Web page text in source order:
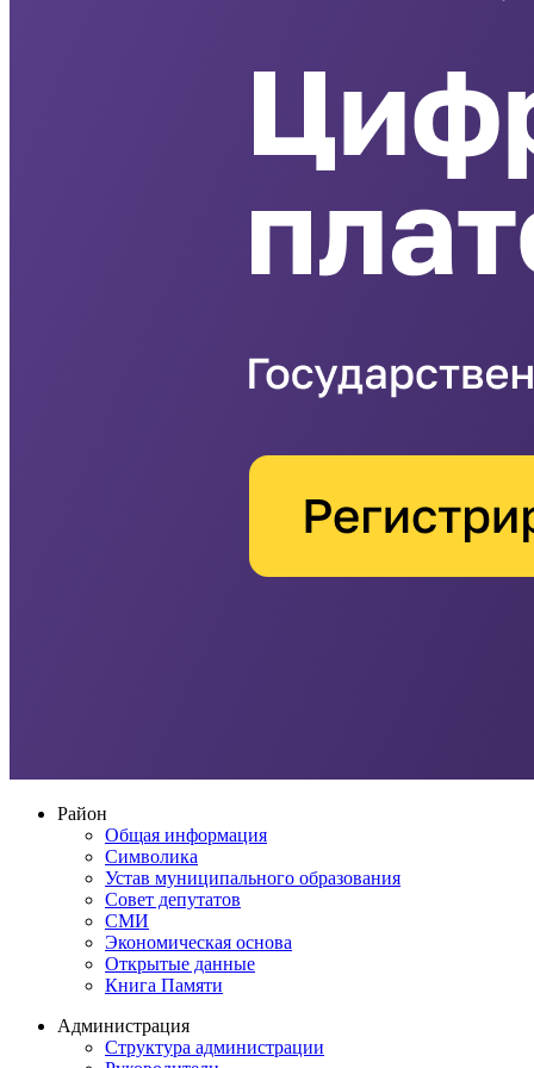
Район
Общая информация
Символика
Устав муниципального образования
Совет депутатов
СМИ
Экономическая основа
Открытые данные
Книга Памяти
Администрация
Структура администрации